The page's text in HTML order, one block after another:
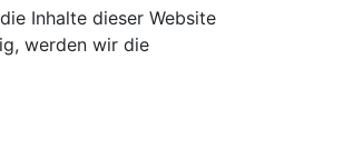
Inhalte dieser Website
werden wir die